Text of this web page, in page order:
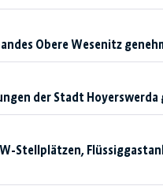
Obere Wesenitz
der Stadt
Stellplätzen,